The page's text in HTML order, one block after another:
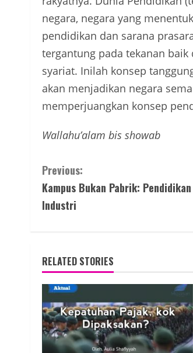
negara, negara yang
pendidikan dan sarana
tergantung pada tekanan
syariat. Inilah konsep
akan menjadikan negara
memperjuangkan konsep
Wallahu’alam bis showab
Continue
Reading
Previous:
Kampus Bukan Pabrik:
Industri
RELATED STORIES